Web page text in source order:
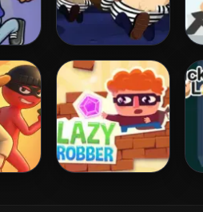
Robbers in Town